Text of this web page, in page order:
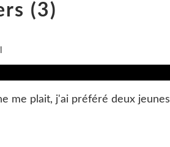
(3)
me plait, j'ai préféré deux jeunes